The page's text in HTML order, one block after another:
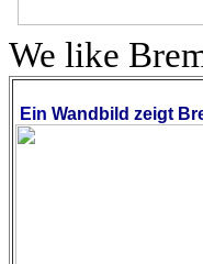
We like
Ein Wandbild zeigt